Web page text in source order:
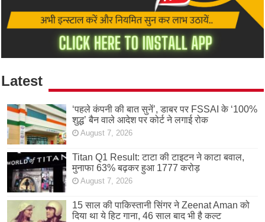
Latest
‘पहले कंपनी की बात सुनें’, डाबर पर FSSAI के ‘100%
शुद्ध’ बैन वाले आदेश पर कोर्ट ने लगाई रोक
August 7, 2026
Titan Q1 Result: टाटा की टाइटन ने काटा बवाल,
मुनाफा 63% बढ़कर हुआ 1777 करोड़
August 7, 2026
15 साल की पाकिस्तानी सिंगर ने Zeenat Aman को
दिया था ये हिट गाना, 46 साल बाद भी है कल्ट